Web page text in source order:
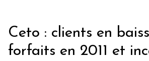
Ceto : clients en
forfaits en 2011 et